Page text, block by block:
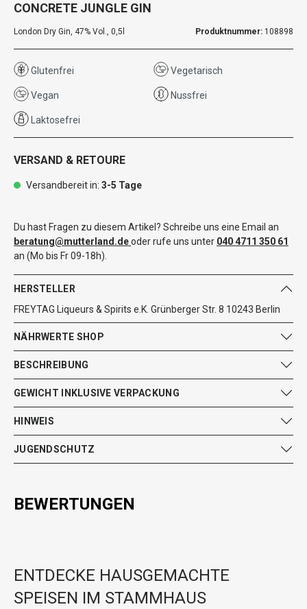
CONCRETE JUNGLE GIN
London Dry Gin, 47% Vol., 0,5l Produktnummer: 108898
Glutenfrei Vegetarisch
Vegan Nussfrei
Laktosefrei
VERSAND & RETOURE
Versandbereit in: 3-5 Tage
Du hast Fragen zu diesem Artikel? Schreibe uns eine Email an
beratung@mutterland.deoder rufe uns unter 040 4711 350 61
an (Mo bis Fr 09-18h).
HERSTELLER
FREYTAG Liqueurs & Spirits e.K. Grünberger Str. 8 10243 Berlin
NÄHRWERTE SHOP
BESCHREIBUNG
GEWICHT INKLUSIVE VERPACKUNG
HINWEIS
JUGENDSCHUTZ
BEWERTUNGEN
ENTDECKE HAUSGEMACHTE
SPEISEN IM STAMMHAUS